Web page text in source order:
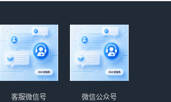
微信公众号
客服微信号